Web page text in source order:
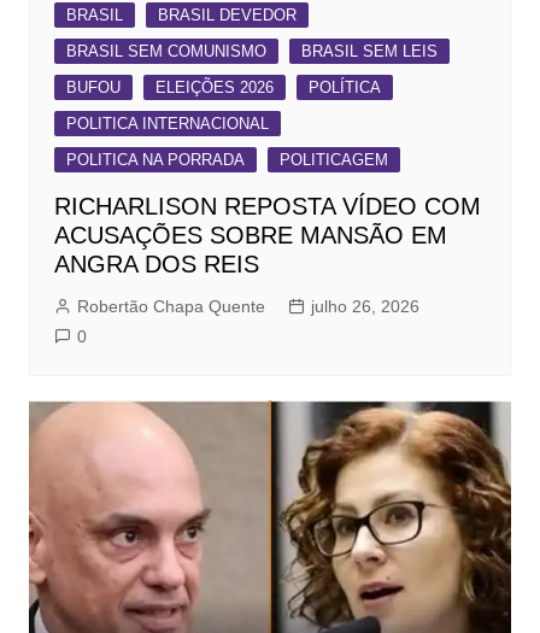
BRASIL
BRASIL DEVEDOR
BRASIL SEM COMUNISMO
BRASIL SEM LEIS
BUFOU
ELEIÇÕES 2026
POLÍTICA
POLITICA INTERNACIONAL
POLITICA NA PORRADA
POLITICAGEM
RICHARLISON REPOSTA VÍDEO COM
ACUSAÇÕES SOBRE MANSÃO EM
ANGRA DOS REIS
Robertão Chapa Quente
julho 26, 2026
0